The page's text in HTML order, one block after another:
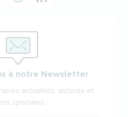
à notre Newsletter
actualités, astuces et
spéciales.